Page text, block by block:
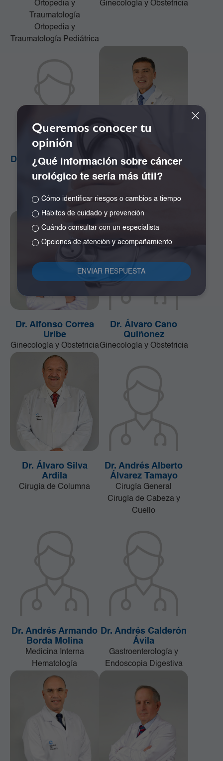
Ortopedia y
Traumatología
Ortopedia y
Traumatología Pediátrica
Ginecología y Obstetricia
Dr. Alejandro Orozco
Cirugía de la Mama y
Dr. Alejandro Ramos
Especialista en
Dr. Alfonso Correa
Uribe
Ginecología y Obstetricia
Dr. Álvaro Cano
Quiñonez
Ginecología y Obstetricia
Dr. Álvaro Silva
Ardila
Cirugía de Columna
Dr. Andrés Alberto
Álvarez Tamayo
Cirugía General
Cirugía de Cabeza y
Cuello
Dr. Andrés Armando
Borda Molina
Medicina Interna
Hematología
Dr. Andrés Calderón
Ávila
Gastroenterología y
Endoscopia Digestiva
Queremos conocer tu
opinión
¿Qué información sobre cáncer
urológico te sería más útil?
Cómo identificar riesgos o cambios a tiempo
Hábitos de cuidado y prevención
Cuándo consultar con un especialista
Opciones de atención y acompañamiento